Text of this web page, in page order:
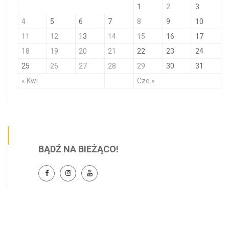
« Kwi Cze »
1 2
3
4
5 6 7 8 9
10
11
12 13 14 15 16
17
18
19 20 21 22 23
24
25
26 27 28 29 30 31
BĄDŹ NA BIEŻĄCO!